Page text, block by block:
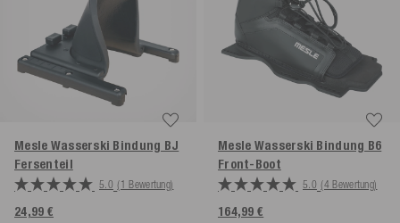
Mesle Wasserski Bindung BJ
Fersenteil
5.0 (1 Bewertung)
24,99 €
Mesle Wasserski Bindung B6
Front-Boot
5.0 (4 Bewertung)
164,99 €